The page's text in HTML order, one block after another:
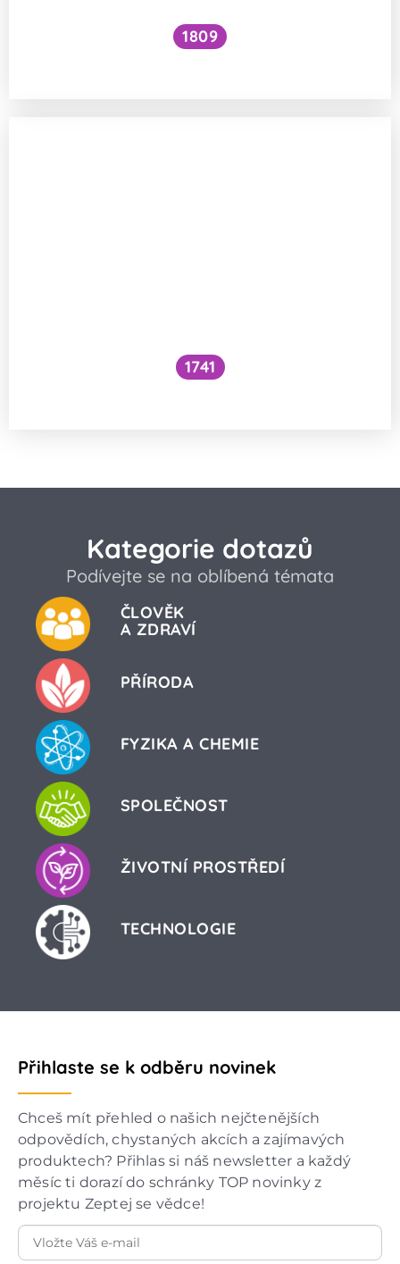
1809
1741
Kategorie dotazů
Podívejte se na oblíbená témata
ČLOVĚK
A ZDRAVÍ
PŘÍRODA
FYZIKA A CHEMIE
SPOLEČNOST
ŽIVOTNÍ PROSTŘEDÍ
TECHNOLOGIE
Přihlaste se k odběru novinek
Chceš mít přehled o našich nejčtenějších
odpovědích, chystaných akcích a zajímavých
produktech? Přihlas si náš newsletter a každý
měsíc ti dorazí do schránky TOP novinky z
projektu Zeptej se vědce!